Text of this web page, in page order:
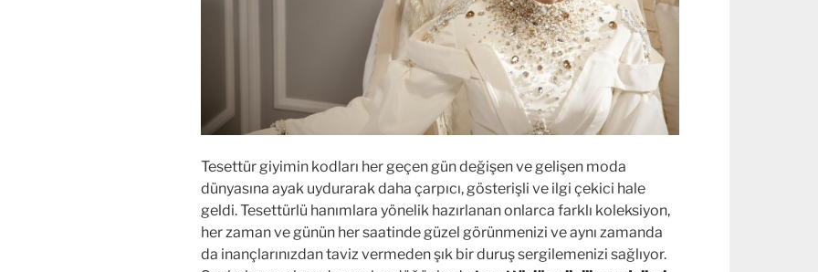
Tesettür giyimin kodları her geçen gün değişen ve gelişen moda
dünyasına ayak uydurarak daha çarpıcı, gösterişli ve ilgi çekici hale
geldi. Tesettürlü hanımlara yönelik hazırlanan onlarca farklı koleksiyon,
her zaman ve günün her saatinde güzel görünmenizi ve aynı zamanda
da inançlarınızdan taviz vermeden şık bir duruş sergilemenizi sağlıyor.